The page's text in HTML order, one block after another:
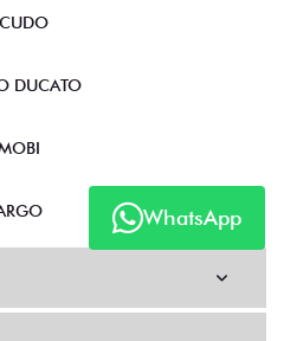
WhatsApp
DUCATO